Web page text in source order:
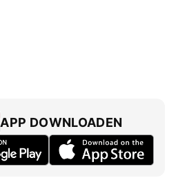
APP DOWNLOADEN